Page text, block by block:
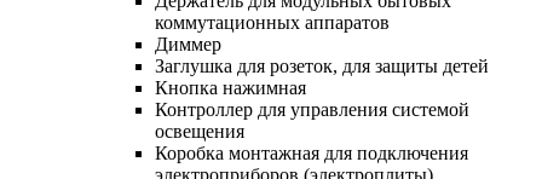
коммутационных аппаратов
Диммер
Заглушка для розеток, для защиты детей
Кнопка нажимная
Контроллер для управления системой
освещения
Коробка монтажная для подключения
электроприборов (электроплиты)